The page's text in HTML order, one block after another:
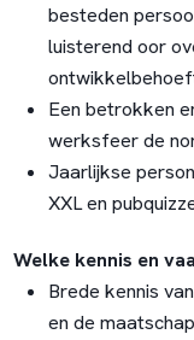
besteden
luisterend oor
Een betrokken
werksfeer de
Jaarlijkse
XXL en
Welke kennis en
Brede kennis
en de